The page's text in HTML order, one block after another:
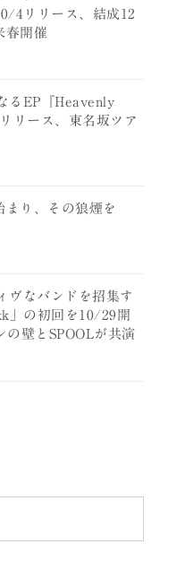
4リリース、結成12
春開催
るEP『Heavenly
リース、東名坂ツア
まり、その狼煙を
ヴなバンドを招集す
」の初回を10/29開
の壁とSPOOLが共演